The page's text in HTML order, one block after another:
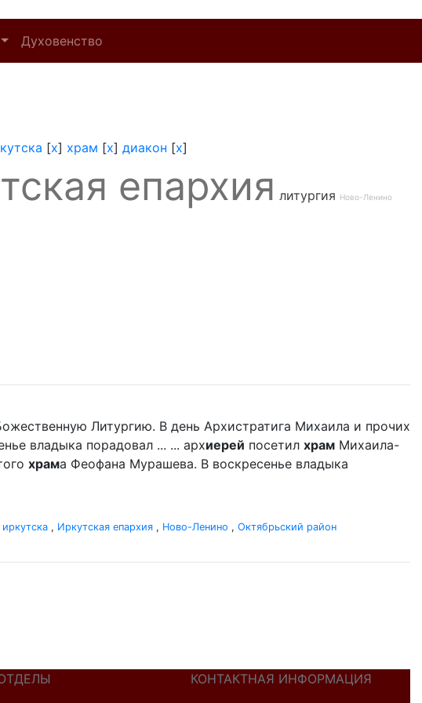
Духовенство
[x] храм [x] диакон [x]
епархия литургия Ново-Ленино
Литургию. В день Архистратига Михаила и прочих
владыка порадовал ... ... архиерей посетил храм Михаила-
храма Феофана Мурашева. В воскресенье владыка
, Иркутская епархия , Ново-Ленино , Октябрьский район
КОНТАКТНАЯ ИНФОРМАЦИЯ